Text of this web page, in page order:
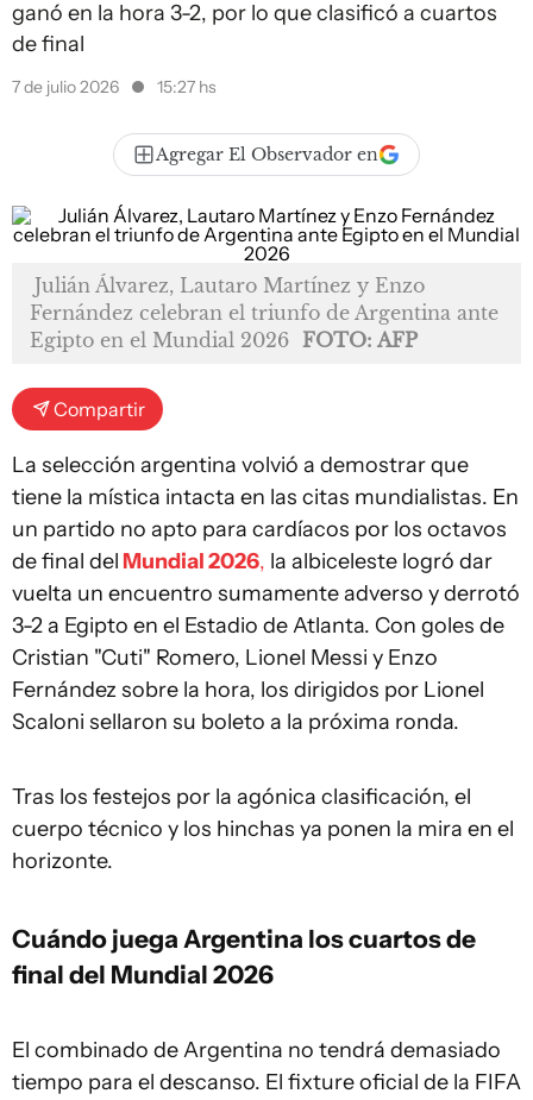
ganó en la hora 3-2, por lo que clasificó a cuartos
de final
7 de julio 2026 15:27 hs
Agregar El Observador en
Julián Álvarez, Lautaro Martínez y Enzo
Fernández celebran el triunfo de Argentina ante
Egipto en el Mundial 2026 FOTO: AFP
Compartir
La selección argentina volvió a demostrar que
tiene la mística intacta en las citas mundialistas. En
un partido no apto para cardíacos por los octavos
de final del Mundial 2026, la albiceleste logró dar
vuelta un encuentro sumamente adverso y derrotó
3-2 a Egipto en el Estadio de Atlanta. Con goles de
Cristian "Cuti" Romero, Lionel Messi y Enzo
Fernández sobre la hora, los dirigidos por Lionel
Scaloni sellaron su boleto a la próxima ronda.
Tras los festejos por la agónica clasificación, el
cuerpo técnico y los hinchas ya ponen la mira en el
horizonte.
Cuándo juega Argentina los cuartos de
final del Mundial 2026
El combinado de Argentina no tendrá demasiado
tiempo para el descanso. El fixture oficial de la FIFA